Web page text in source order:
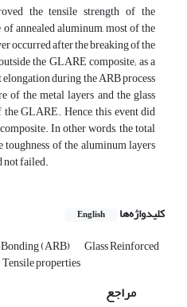
the tensile strength of the
annealed aluminum, most of the
occurred after the breaking of the
the GLARE composite; as a
during the ARB process
of the metal layers and the glass
GLARE. Hence, this event did
In other words, the total
of the aluminum layers
not failed.
کلیدواژه‌ها English
(ARB) Glass Reinforced
Tensile properties
مراجع